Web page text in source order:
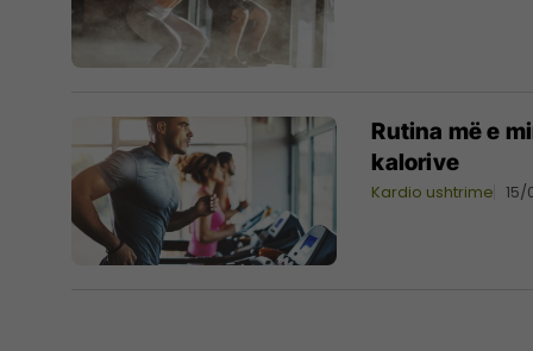
Rutina më e
kalorive
Kardio ushtrime